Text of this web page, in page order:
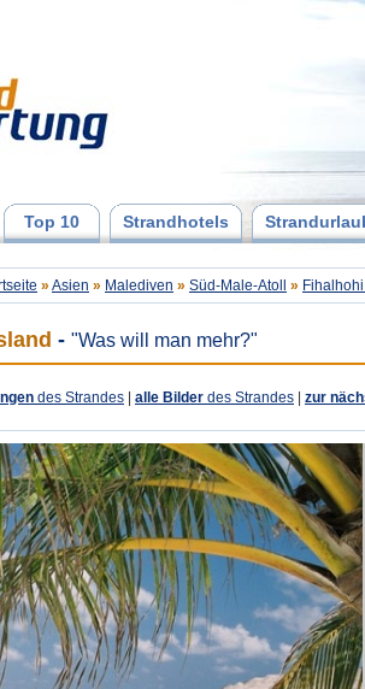
Top 10 Strandhotels
» Asien » Malediven » Süd-Male-Atoll »
- "Was will man mehr?"
des Strandes alle Bilder des Strandes zur